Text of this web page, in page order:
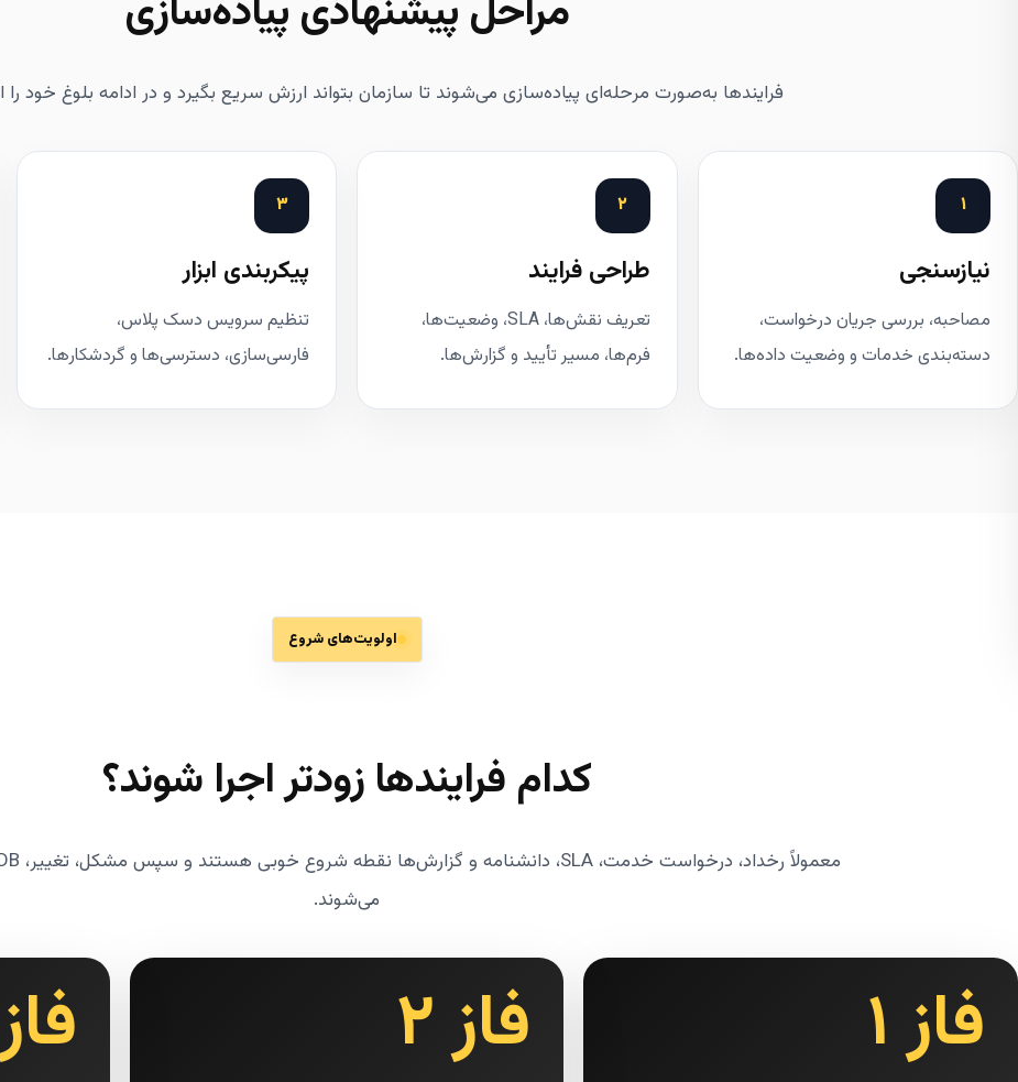
مراحل پیشنهادی پیاده‌سازی
فرایندها به‌صورت مرحله‌ای پیاده‌سازی می‌شوند تا سازمان بتواند ارزش سریع بگیرد و در ادامه بلوغ خود
۱
نیازسنجی
مصاحبه، بررسی جریان درخواست،
دسته‌بندی خدمات و وضعیت داده‌ها.
۲
طراحی فرایند
تعریف نقش‌ها، SLA، وضعیت‌ها،
فرم‌ها، مسیر تأیید و گزارش‌ها.
۳
پیکربندی ابزار
تنظیم سرویس دسک پلاس،
فارسی‌سازی، دسترسی‌ها و گردشکارها.
اولویت‌های شروع
کدام فرایندها زودتر اجرا شوند؟
می‌شوند.
فاز ۱ فاز ۲ فاز